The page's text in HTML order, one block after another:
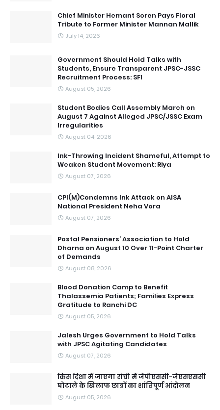
Chief Minister Hemant Soren Pays Floral
Tribute to Former Minister Mannan Mallik
July 14, 2026
Government Should Hold Talks with
Students, Ensure Transparent JPSC-JSSC
Recruitment Process: SFI
August 05, 2026
Student Bodies Call Assembly March on
August 7 Against Alleged JPSC/JSSC Exam
Irregularities
August 04, 2026
Ink-Throwing Incident Shameful, Attempt to
Weaken Student Movement: Riya
August 07, 2026
CPI(M)Condemns Ink Attack on AISA
National President Neha Vora
August 07, 2026
Postal Pensioners’ Association to Hold
Dharna on August 10 Over 11-Point Charter
of Demands
August 08, 2026
Blood Donation Camp to Benefit
Thalassemia Patients; Families Express
Gratitude to Ranchi DC
August 05, 2026
Jalesh Urges Government to Hold Talks
with JPSC Agitating Candidates
August 07, 2026
किस दिशा में जाएगा रांची में जेपीएससी-जेएसएससी
घोटाले के खिलाफ छात्रों का शांतिपूर्ण आंदोलन
August 05, 2026